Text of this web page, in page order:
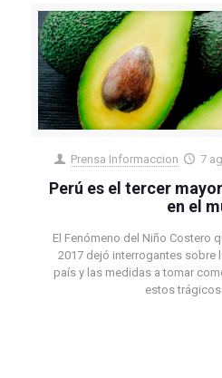
Prensa Informaccion 7
Perú es el tercer
en el
El Fenómeno del Niño Costero
2017 dejó interrogantes sobre
país y las medidas a tomar
estos